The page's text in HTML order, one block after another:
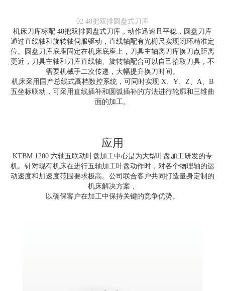
02 48把双排圆盘式刀库
机床刀库标配 48把双排圆盘式刀库，动作迅速且平稳，圆盘刀库
通过直线轴和旋转轴伺服驱动，直线轴配有光栅尺实现闭环精准定
位。圆盘刀库底座固定在机床底座上，刀具主轴离刀库换刀点距离
更近，刀具主轴和刀库直线轴、旋转轴配合可以自己拾取刀具，不
需要机械手二次传递，大幅提升换刀时间。
机床采用国产总线式高档数控系统，可同时实现 X、Y、Z、A、B
五坐标联动，可采用直线插补和圆弧插补的方法进行轮廓和三维曲
面的加工。
应用
KTBM 1200 六轴五联动叶盘加工中心是为大型叶盘加工研发的专
机。针对现有机床在进行五轴加工叶盘动作时，对各个物理轴的运
动速度和加速度范围要求极高。公司联合客户共同打造量身定制的
机床解决方案，
以确保客户在加工中保持关键的竞争优势。